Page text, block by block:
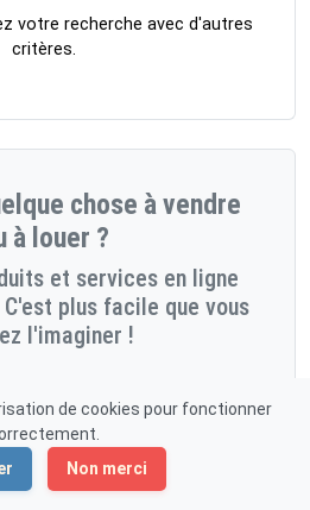
votre recherche avec d'autres
critères.
chose à vendre
à louer ?
et services en ligne
C'est plus facile que vous
l'imaginer !
maintenant!
de cookies pour fonctionner
Non merci